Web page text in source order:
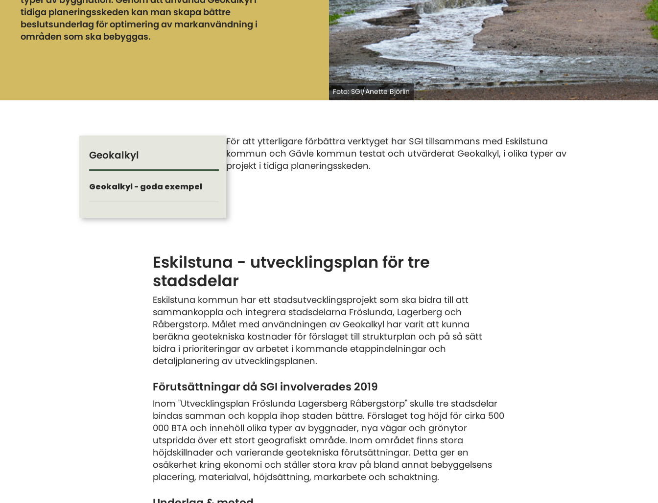
Foto: SGI/Anette Björlin
tidiga planeringsskeden kan man skapa bättre
beslutsunderlag för optimering av markanvändning i
områden som ska bebyggas.
Geokalkyl
Geokalkyl - goda exempel
För att ytterligare förbättra verktyget har SGI tillsammans med Eskilstuna
kommun och Gävle kommun testat och utvärderat Geokalkyl, i olika typer av
projekt i tidiga planeringsskeden.
Eskilstuna - utvecklingsplan för tre
stadsdelar
Eskilstuna kommun har ett stadsutvecklingsprojekt som ska bidra till att
sammankoppla och integrera stadsdelarna Fröslunda, Lagerberg och
Råbergstorp. Målet med användningen av Geokalkyl har varit att kunna
beräkna geotekniska kostnader för förslaget till strukturplan och på så sätt
bidra i prioriteringar av arbetet i kommande etappindelningar och
detaljplanering av utvecklingsplanen.
Förutsättningar då SGI involverades 2019
Inom "Utvecklingsplan Fröslunda Lagersberg Råbergstorp" skulle tre stadsdelar
bindas samman och koppla ihop staden bättre. Förslaget tog höjd för cirka 500
000 BTA och innehöll olika typer av byggnader, nya vägar och grönytor
utspridda över ett stort geografiskt område. Inom området finns stora
höjdskillnader och varierande geotekniska förutsättningar. Detta ger en
osäkerhet kring ekonomi och ställer stora krav på bland annat bebyggelsens
placering, materialval, höjdsättning, markarbete och schaktning.